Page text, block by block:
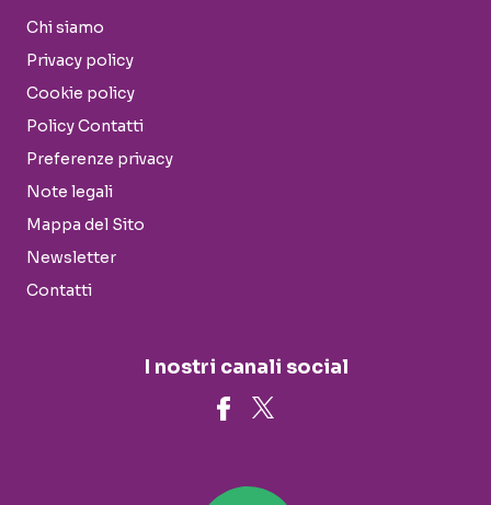
Chi siamo
Privacy policy
Cookie policy
Policy Contatti
Preferenze privacy
Note legali
Mappa del Sito
Newsletter
Contatti
I nostri canali social